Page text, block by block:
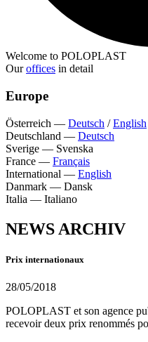
Welcome to POLOPLAST
Ouroffices in detail
Europe
Österreich — Deutsch /English
Deutschland — Deutsch
Sverige — Svenska
France — Français
International — English
Danmark — Dansk
Italia — Italiano
NEWS ARCHIV
Prix internationaux
28/05/2018
POLOPLAST et son agence
recevoir deux prix renommés